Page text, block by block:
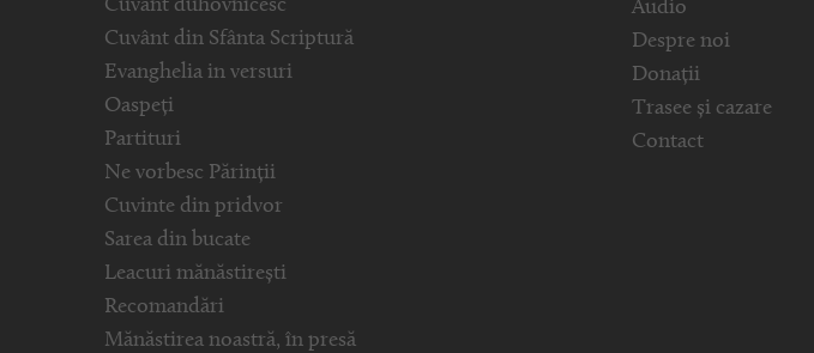
Cuvânt duhovnicesc
Cuvânt din Sfânta Scriptură
Evanghelia in versuri
Oaspeți
Partituri
Ne vorbesc Părinții
Cuvinte din pridvor
Sarea din bucate
Leacuri mănăstirești
Recomandări
Mănăstirea noastră, în presă
Audio
Despre noi
Donații
Trasee și cazare
Contact